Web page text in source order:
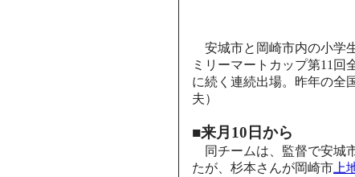
安城市と岡崎市内の小学
ミリーマートカップ第11
に続く連続出場。昨年の全
夫）
■来月10日から
同チームは、監督で安城
たが、杉本さんが岡崎市 上